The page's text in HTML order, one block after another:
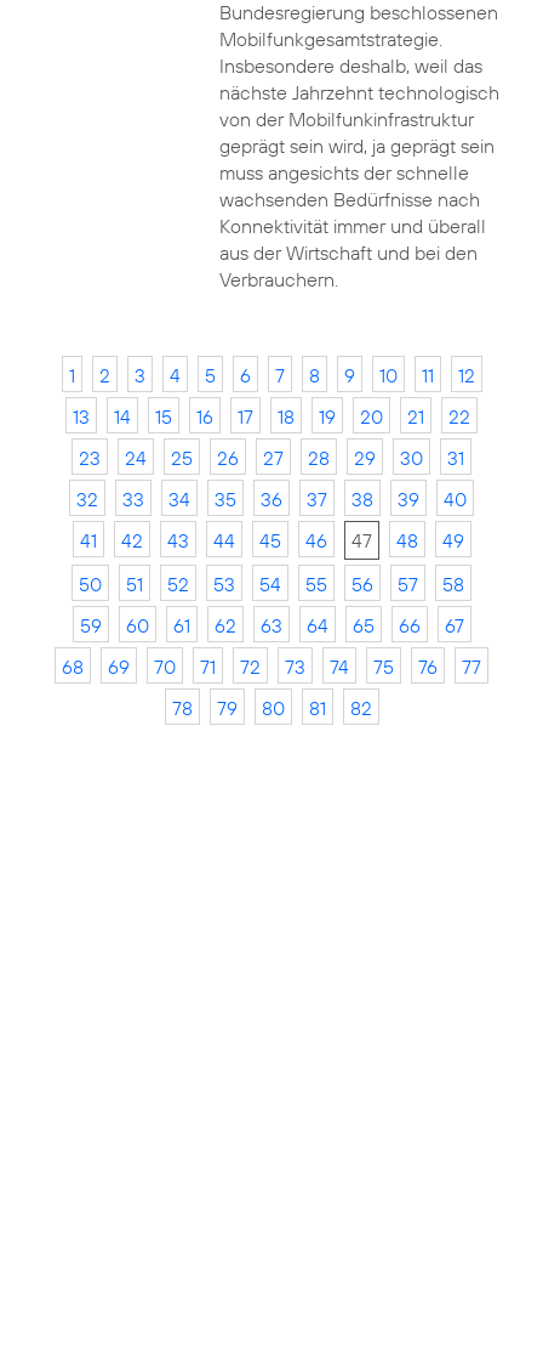
Bundesregierung beschlossenen
Mobilfunkgesamtstrategie.
Insbesondere deshalb, weil das
nächste Jahrzehnt technologisch
von der Mobilfunkinfrastruktur
geprägt sein wird, ja geprägt sein
muss angesichts der schnelle
wachsenden Bedürfnisse nach
Konnektivität immer und überall
aus der Wirtschaft und bei den
Verbrauchern.
1 2 3 4 5 6 7 8 9 10 11
12
13
14 15 16 17 18 19 20 21
22
23
24 25 26 27 28 29 30
31
32
33 34 35 36 37 38 39
40
41
42 43 44 45 46 47 48
49
50
51 52 53 54 55 56 57
58
59
60 61 62 63 64 65 66
67
68
69 70 71 72 73 74 75 76
77
78
79 80 81 82